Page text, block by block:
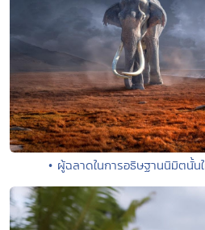
• ผู้ฉลาดในการอธิษฐานนิมิตนั้น